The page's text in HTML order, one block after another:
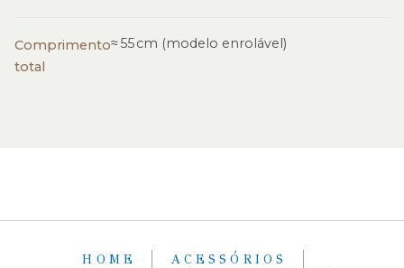
Comprimento
total
≈ 55 cm (modelo enrolável)
HOME
ACESSÓRIOS